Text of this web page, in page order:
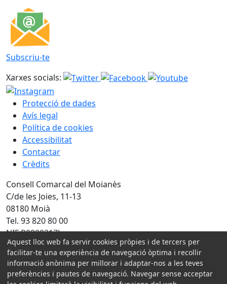
Subscriu-te
Xarxes socials:
Protecció de dades
Avís legal
Política de cookies
Accessibilitat
Contactar
Crèdits
Consell Comarcal del Moianès
C/de les Joies, 11-13
08180 Moià
Tel. 93 820 80 00
NIF P0800317J
Amb la col·laboració de:
Aquest lloc web fa servir cookies pròpies i de tercers per
facilitar-te una experiència de navegació òptima i recollir
informació anònima per millorar i adaptar-nos a les teves
preferències i pautes de navegació. Navegar sense acceptar